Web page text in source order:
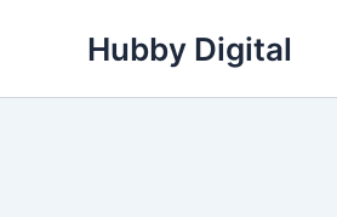
Hubby Digital